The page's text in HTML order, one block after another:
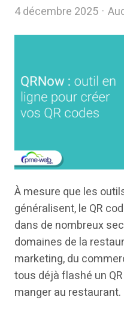
4 décembre 2025
À mesure que les
généralisent, le QR
dans de nombreux
domaines de la
marketing, du
tous déjà flashé un
manger au restaurant.